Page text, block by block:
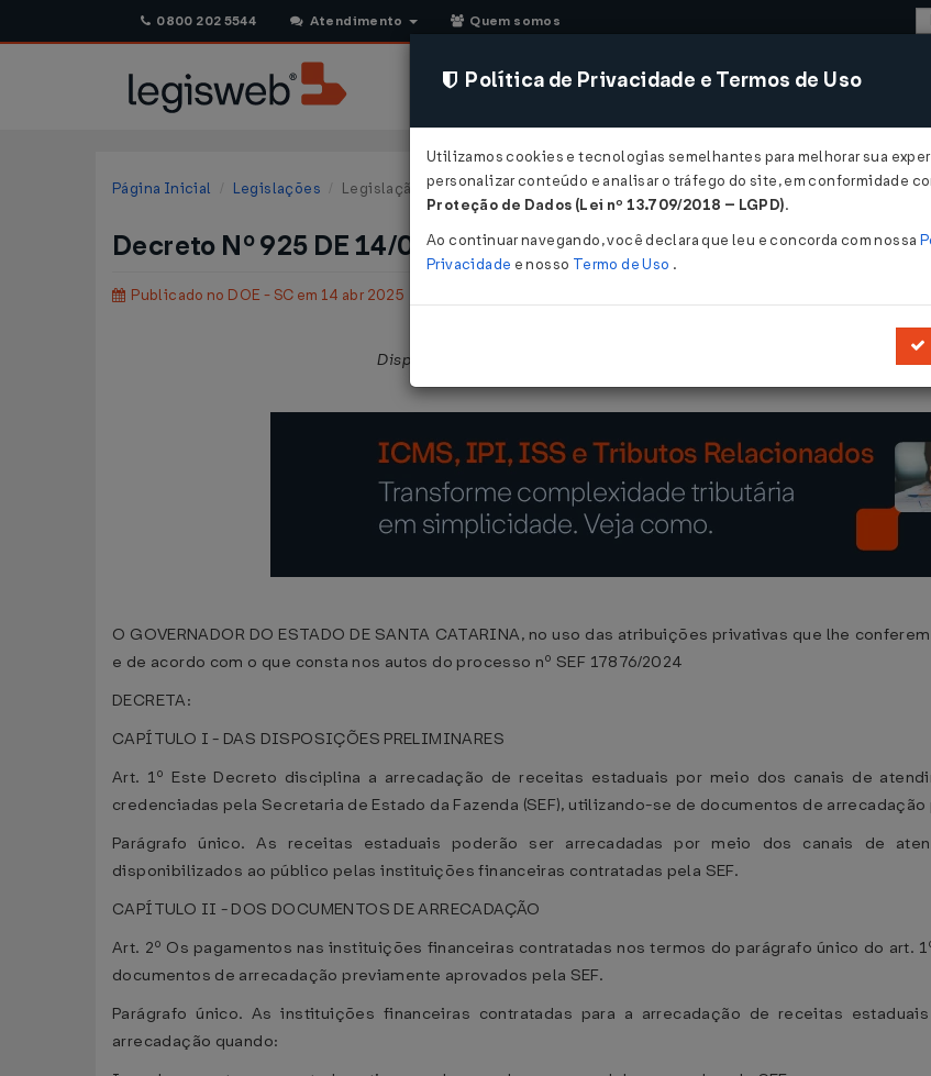
0800 202 5544 Atendimento Quem somos
CONSULTORIA SISTEMAS COMÉRCIO
Página Inicial Legislações Legislação Estadual - Santa Catarina
Decreto Nº 925 DE 14/04/2025
Publicado no DOE - SC em 14 abr 2025
Dispõe sobre a arrecadação dos tributos e das demais receitas estaduais
O GOVERNADOR DO ESTADO DE SANTA CATARINA, no uso das atribuições privativas que lhe
e de acordo com o que consta nos autos do processo nº SEF 17876/2024
DECRETA:
CAPÍTULO I - DAS DISPOSIÇÕES PRELIMINARES
Art. 1º Este Decreto disciplina a arrecadação de receitas estaduais por meio dos canais de
credenciadas pela Secretaria de Estado da Fazenda (SEF), utilizando-se de documentos de
Parágrafo único. As receitas estaduais poderão ser arrecadadas por meio dos canais de
disponibilizados ao público pelas instituições financeiras contratadas pela SEF.
CAPÍTULO II - DOS DOCUMENTOS DE ARRECADAÇÃO
Art. 2º Os pagamentos nas instituições financeiras contratadas nos termos do parágrafo único do art.
documentos de arrecadação previamente aprovados pela SEF.
Parágrafo único. As instituições financeiras contratadas para a arrecadação de receitas
arrecadação quando:
Política de Privacidade e Termos de Uso
Utilizamos cookies e tecnologias semelhantes para melhorar sua
personalizar conteúdo e analisar o tráfego do site, em conformidade
Proteção de Dados (Lei nº 13.709/2018 – LGPD).
Ao continuar navegando, você declara que leu e concorda com nossa
Privacidade e nosso Termo de Uso .